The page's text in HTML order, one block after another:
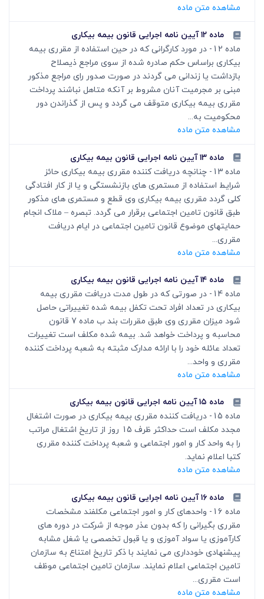
مشاهده متن ماده
ماده ۱۲ آیین نامه اجرایی قانون بیمه بیکاری
ماده 12- در مورد کارگرانی که در حین استفاده از مقرری بیمه
بیکاری براساس حکم صادره شده از سوی مراجع ذیصلاح
بازداشت یا زندانی می گردند در صورت صدور رای مراجع مذکور
مبنی بر مجرمیت آنان مشروط بر آنکه متاهل نباشند پرداخت
مقرری بیمه بیکاری متوقف می گردد و پس از گذراندن دور
محکومیت به...
مشاهده متن ماده
ماده ۱۳ آیین نامه اجرایی قانون بیمه بیکاری
ماده 13- چنانچه دریافت کننده مقرری بیمه بیکاری حائز
شرایط استفاده از مستمری های بازنشستگی و یا از کار افتادگی
کلی گردد مقرری بیمه بیکاری وی قطع و مستمری های مذکور
طبق قانون تامین اجتماعی برقرار می گردد. تبصره – ملاک انجام
حمایتهای موضوع قانون تامین اجتماعی در ایام دریافت
مقرری...
مشاهده متن ماده
ماده ۱۴ آیین نامه اجرایی قانون بیمه بیکاری
ماده 14- در صورتی که در طول مدت دریافت مقرری بیمه
بیکاری در تعداد افراد تحت تکفل بیمه شده تغییراتی حاصل
شود میزان مقرری وی طبق مقررات بند ب ماده 7 قانون
محاسبه و پرداخت خواهد شد. بیمه شده مکلف است تغییرات
تعداد عائله خود را با ارائه مدارک مثبته به شعبه پرداخت کننده
مقرری و واحد...
مشاهده متن ماده
ماده ۱۵ آیین نامه اجرایی قانون بیمه بیکاری
ماده 15- دریافت کننده مقرری بیمه بیکاری در صورت اشتغال
مجدد مکلف است حداکثر ظرف 15 روز از تاریخ اشتغال مراتب
را به واحد کار و امور اجتماعی و شعبه پرداخت کننده مقرری
کتبا اعلام نماید.
مشاهده متن ماده
ماده ۱۶ آیین نامه اجرایی قانون بیمه بیکاری
ماده 16- واحدهای کار و امور اجتماعی مکلفند مشخصات
مقرری بگیرانی را که بدون عذر موجه از شرکت در دوره های
کارآموزی یا سواد آموزی و یا قبول تخصصی یا شغل مشابه
پیشنهادی خودداری می نمایند با ذکر تاریخ امتناع به سازمان
تامین اجتماعی اعلام نمایند. سازمان تامین اجتماعی موظف
است مقرری...
مشاهده متن ماده